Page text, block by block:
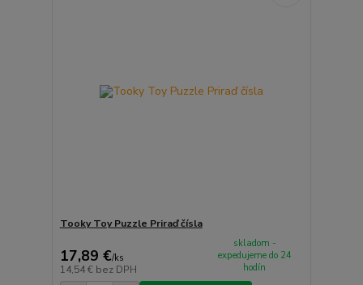
Tooky Toy Puzzle Priraď čísla
17,89 €/ks
14,54 € bez DPH
skladom -
expedujeme do 24
hodín